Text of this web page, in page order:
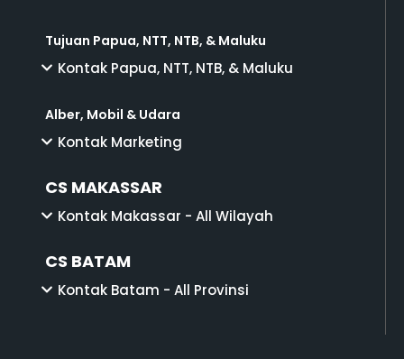
Tujuan Papua, NTT, NTB, & Maluku
Kontak Papua, NTT, NTB, & Maluku
Alber, Mobil & Udara
Kontak Marketing
CS MAKASSAR
Kontak Makassar - All Wilayah
CS BATAM
Kontak Batam - All Provinsi